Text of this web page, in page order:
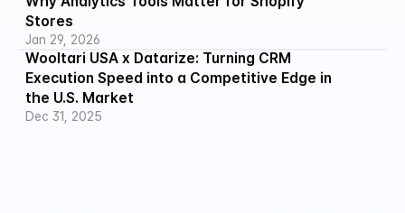
Stores
Jan 29, 2026
Wooltari USA x Datarize: Turning CRM
Execution Speed into a Competitive Edge in
the U.S. Market
Dec 31, 2025